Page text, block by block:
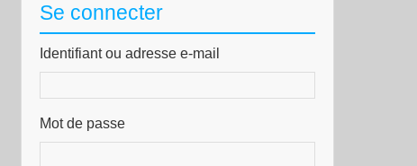
Se connecter
Identifiant ou adresse e-mail
Mot de passe